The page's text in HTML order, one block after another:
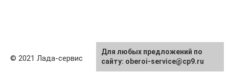
© 2021 Лада-сервис
Для любых предложений по
сайту: oberoi-service@cp9.ru